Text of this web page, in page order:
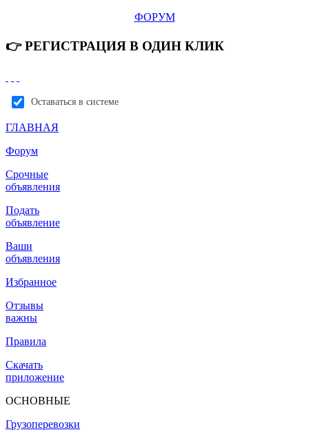
ФОРУМ
👉 РЕГИСТРАЦИЯ В ОДИН КЛИК
Оставаться в системе
ГЛАВНАЯ
Форум
Срочные
объявления
Подать
объявление
Ваши
объявления
Избранное
Отзывы
важны
Правила
Скачать
приложение
ОСНОВНЫЕ
Грузоперевозки